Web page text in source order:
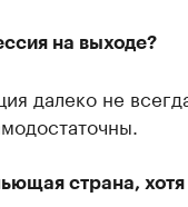
на выходе?
далеко не
страна, хотя